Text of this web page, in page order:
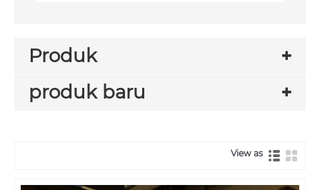
Produk
produk baru
View as